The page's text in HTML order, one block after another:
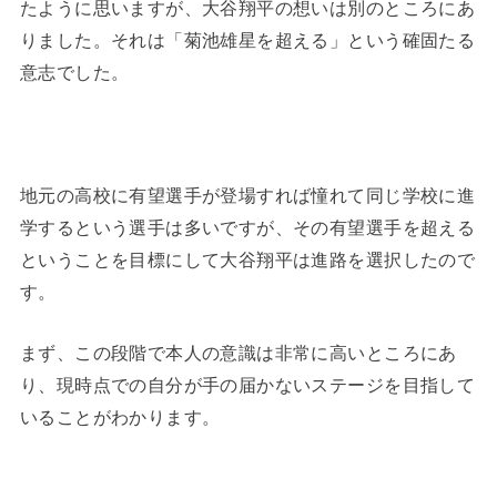
たように思いますが、大谷翔平の想いは別のところにあ
りました。それは「菊池雄星を超える」という確固たる
意志でした。
地元の高校に有望選手が登場すれば憧れて同じ学校に進
学するという選手は多いですが、その有望選手を超える
ということを目標にして大谷翔平は進路を選択したので
す。
まず、この段階で本人の意識は非常に高いところにあ
り、現時点での自分が手の届かないステージを目指して
いることがわかります。